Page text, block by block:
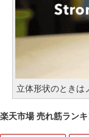
立体形状のときは
楽天市場 売れ筋ラン